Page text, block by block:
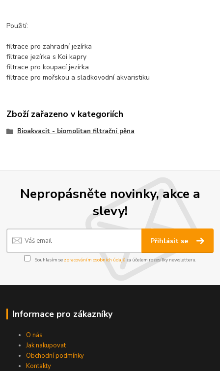
Použití:
filtrace pro zahradní jezírka
filtrace jezírka s Koi kapry
filtrace pro koupací jezírka
filtrace pro mořskou a sladkovodní akvaristiku
Zboží zařazeno v kategoriích
Bioakvacit - biomolitan filtrační pěna
Nepropásněte novinky, akce a
slevy!
Přihlásit se
Souhlasím se zpracováním osobních údajůza účelem rozesílky newsletteru.
Informace pro zákazníky
O nás
Jak nakupovat
Obchodní podmínky
Kontakty